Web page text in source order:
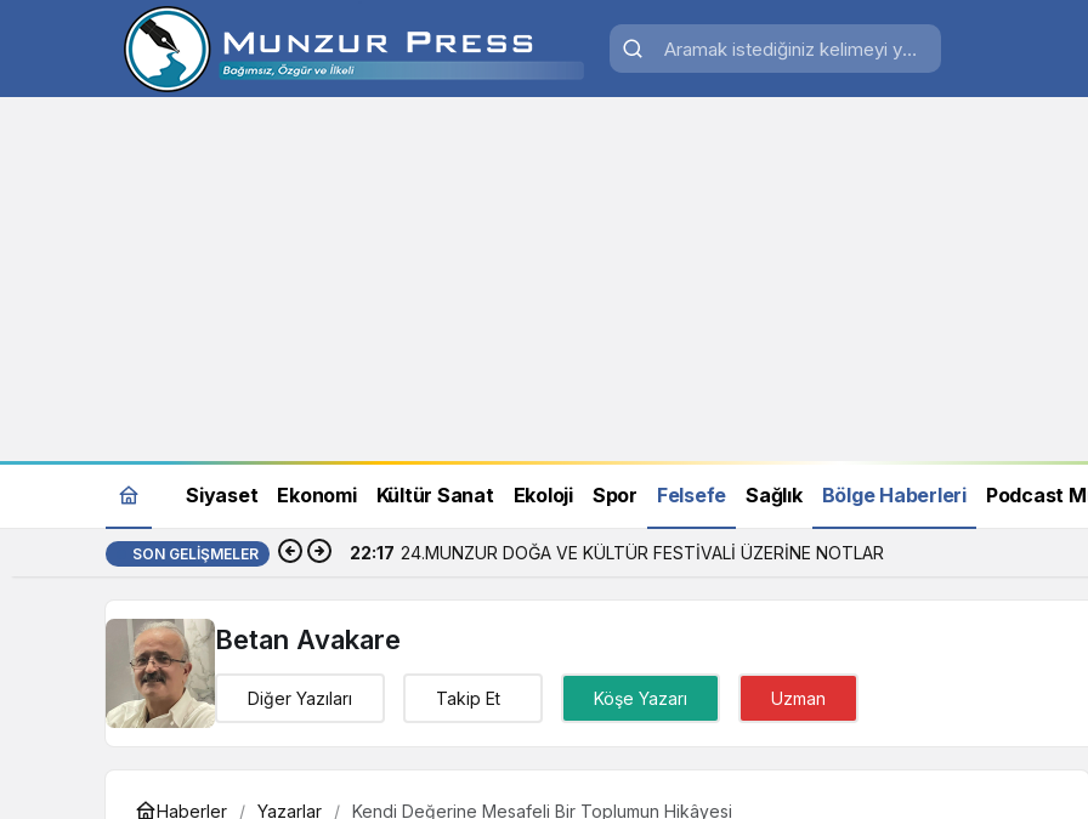
Siyaset Ekonomi Kültür Sanat Ekoloji Spor Felsefe Sağlık Bölge Haberleri Podcast
SON GELIŞMELER 22:17 24.MUNZUR DOĞA VE KÜLTÜR FESTİVALİ ÜZERİNE NOTLAR
Betan Avakare
Diğer Yazıları Takip Et Köşe Yazarı Uzman
Haberler Yazarlar Kendi Değerine Mesafeli Bir Toplumun Hikâyesi